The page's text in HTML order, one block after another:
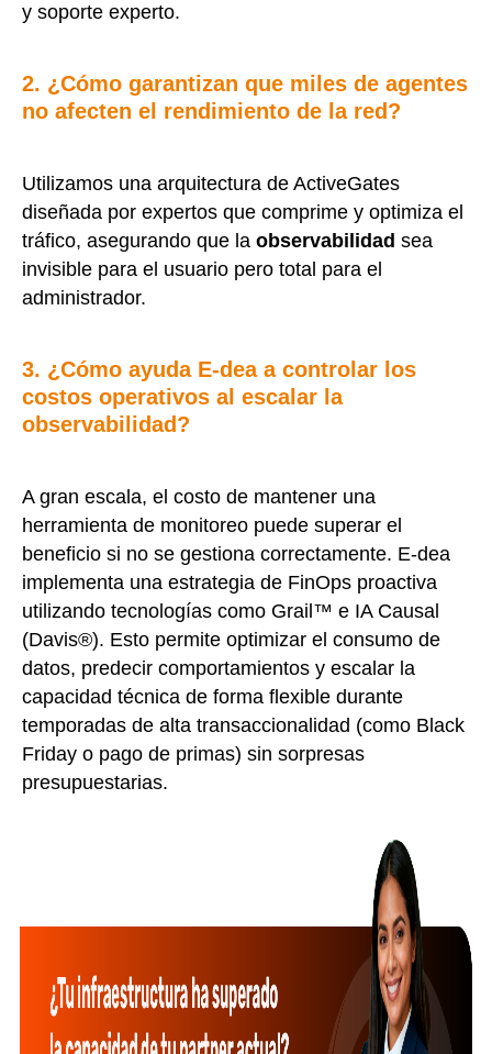
y soporte experto.
2. ¿Cómo garantizan que miles de agentes
no afecten el rendimiento de la red?
Utilizamos una arquitectura de ActiveGates
diseñada por expertos que comprime y optimiza el
tráfico, asegurando que la observabilidad sea
invisible para el usuario pero total para el
administrador.
3. ¿Cómo ayuda E-dea a controlar los
costos operativos al escalar la
observabilidad?
A gran escala, el costo de mantener una
herramienta de monitoreo puede superar el
beneficio si no se gestiona correctamente. E-dea
implementa una estrategia de FinOps proactiva
utilizando tecnologías como Grail™ e IA Causal
(Davis®). Esto permite optimizar el consumo de
datos, predecir comportamientos y escalar la
capacidad técnica de forma flexible durante
temporadas de alta transaccionalidad (como Black
Friday o pago de primas) sin sorpresas
presupuestarias.